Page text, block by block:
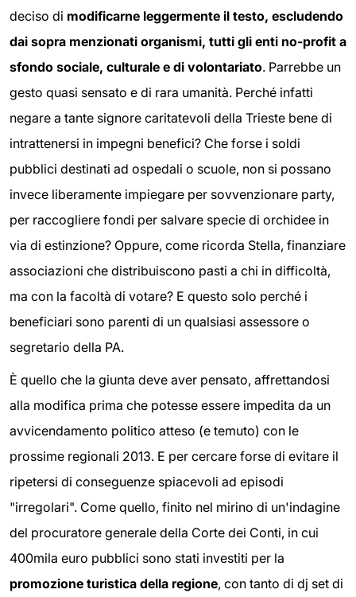
deciso di modificarne leggermente il testo, escludendo
dai sopra menzionati organismi, tutti gli enti no-profit a
sfondo sociale, culturale e di volontariato. Parrebbe un
gesto quasi sensato e di rara umanità. Perché infatti
negare a tante signore caritatevoli della Trieste bene di
intrattenersi in impegni benefici? Che forse i soldi
pubblici destinati ad ospedali o scuole, non si possano
invece liberamente impiegare per sovvenzionare party,
per raccogliere fondi per salvare specie di orchidee in
via di estinzione? Oppure, come ricorda Stella, finanziare
associazioni che distribuiscono pasti a chi in difficoltà,
ma con la facoltà di votare? E questo solo perché i
beneficiari sono parenti di un qualsiasi assessore o
segretario della PA.
È quello che la giunta deve aver pensato, affrettandosi
alla modifica prima che potesse essere impedita da un
avvicendamento politico atteso (e temuto) con le
prossime regionali 2013. E per cercare forse di evitare il
ripetersi di conseguenze spiacevoli ad episodi
"irregolari". Come quello, finito nel mirino di un'indagine
del procuratore generale della Corte dei Conti, in cui
400mila euro pubblici sono stati investiti per la
promozione turistica della regione, con tanto di dj set di